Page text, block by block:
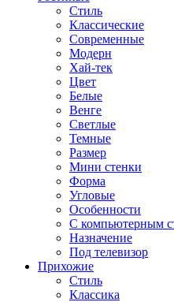
Стиль
Классические
Современные
Модерн
Хай-тек
Цвет
Белые
Венге
Светлые
Темные
Размер
Мини стенки
Форма
Угловые
Особенности
С компьютерным
Назначение
Под телевизор
Прихожие
Стиль
Классика